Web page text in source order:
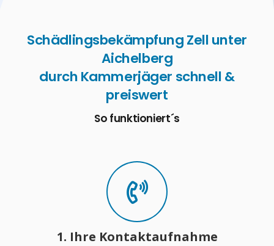
Schädlingsbekämpfung Zell unter
Aichelberg
durch Kammerjäger schnell &
preiswert
So funktioniert´s
1. Ihre Kontaktaufnahme